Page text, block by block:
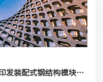
住房和城乡建设部印发装配式钢结构模块建筑技术指南